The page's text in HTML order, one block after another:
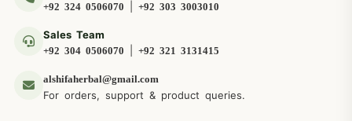
+92 324 0506070 +92 303 3003010
Sales Team
+92 304 0506070 +92 321 3131415
alshifaherbal@gmail.com
For orders, support & product queries.